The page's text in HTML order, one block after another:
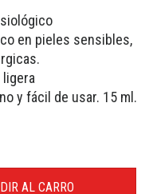
en pieles sensibles,
y fácil de usar. 15 ml.